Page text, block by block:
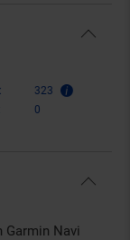
323
0
Garmin Navi